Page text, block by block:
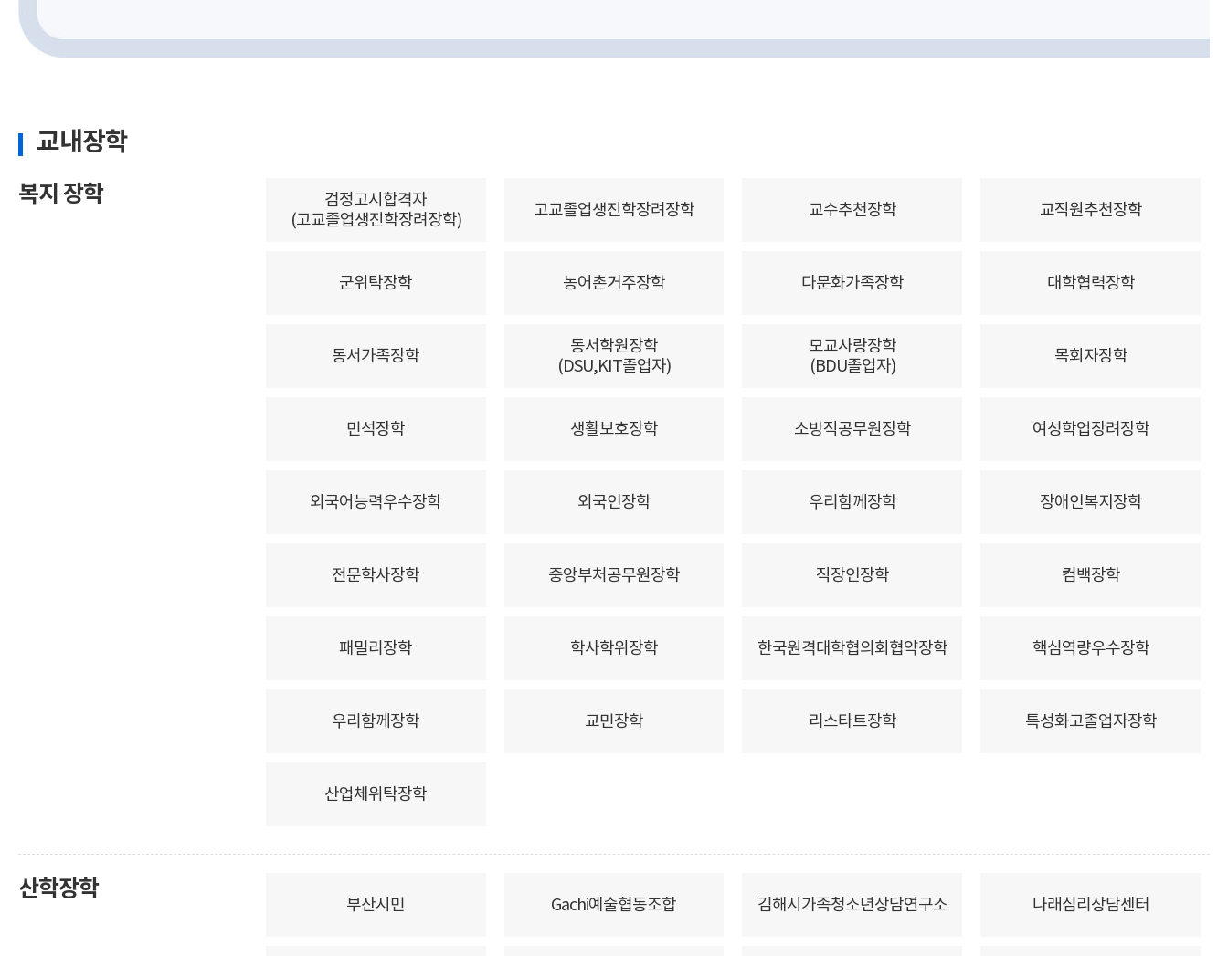
교내장학
복지 장학
검정고시합격자
(고교졸업생진학장려장학)
고교졸업생진학장려장학 교수추천장학 교직원추천장학
군위탁장학 농어촌거주장학 다문화가족장학 대학협력장학
동서가족장학
동서학원장학
(DSU,KIT졸업자)
모교사랑장학
(BDU졸업자)
목회자장학
민석장학 생활보호장학 소방직공무원장학 여성학업장려장학
외국어능력우수장학 외국인장학 우리함께장학 장애인복지장학
전문학사장학 중앙부처공무원장학 직장인장학 컴백장학
패밀리장학 학사학위장학 한국원격대학협의회협약장학 핵심역량우수장학
우리함께장학 교민장학 리스타트장학 특성화고졸업자장학
산업체위탁장학
산학장학
부산시민 Gachi예술협동조합 김해시가족청소년상담연구소 나래심리상담센터